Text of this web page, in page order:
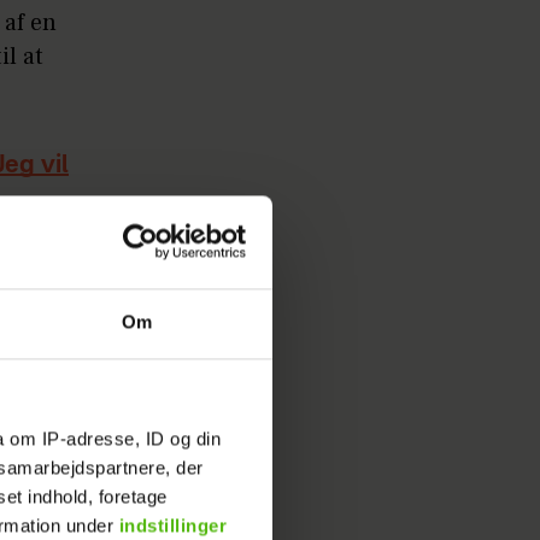
Om
om IP-adresse, ID og din
der
indhold, foretage
under indstillinger
en
at
vil
ikke til
han på
hvor
der